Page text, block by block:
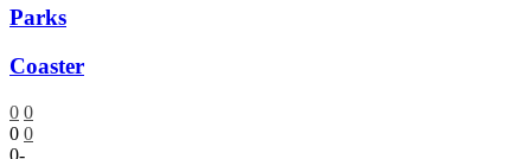
Parks
Coaster
0 0
0 0
0-